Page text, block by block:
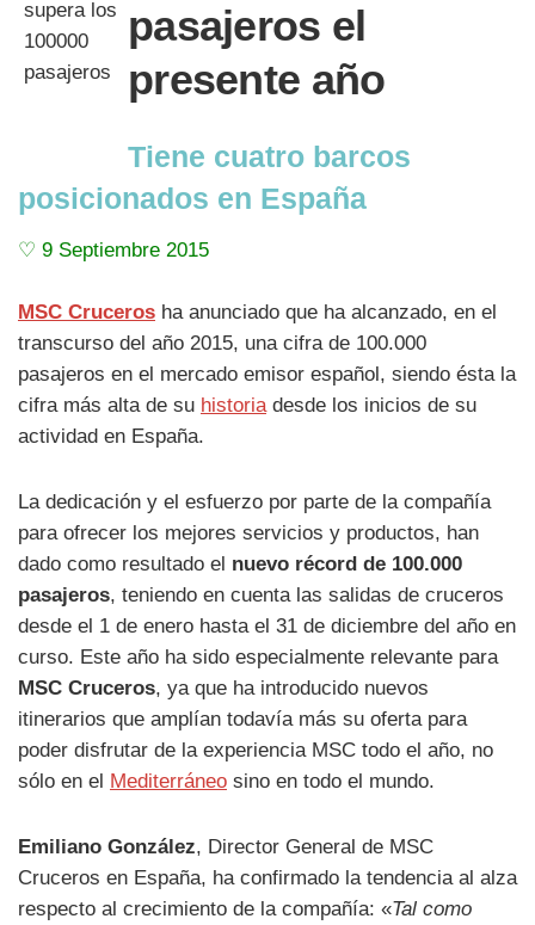
pasajeros el
presente año
Tiene cuatro barcos
posicionados en España
♡ 9 Septiembre 2015
MSC Cruceros ha anunciado que ha alcanzado, en el
transcurso del año 2015, una cifra de 100.000
pasajeros en el mercado emisor español, siendo ésta la
cifra más alta de su historia desde los inicios de su
actividad en España.
La dedicación y el esfuerzo por parte de la compañía
para ofrecer los mejores servicios y productos, han
dado como resultado el nuevo récord de 100.000
pasajeros, teniendo en cuenta las salidas de cruceros
desde el 1 de enero hasta el 31 de diciembre del año en
curso. Este año ha sido especialmente relevante para
MSC Cruceros, ya que ha introducido nuevos
itinerarios que amplían todavía más su oferta para
poder disfrutar de la experiencia MSC todo el año, no
sólo en el Mediterráneo sino en todo el mundo.
Emiliano González, Director General de MSC
Cruceros en España, ha confirmado la tendencia al alza
respecto al crecimiento de la compañía: «Tal como